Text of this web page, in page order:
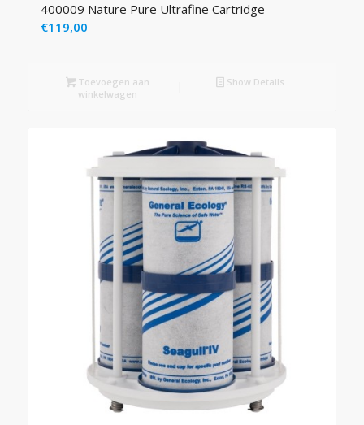
400009 Nature Pure Ultrafine Cartridge
€119,00
Toevoegen aan
winkelwagen
Show Details